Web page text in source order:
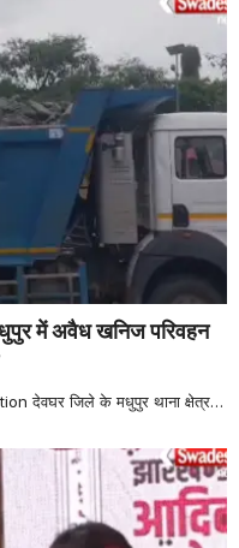
में अवैध खनिज परिवहन
देवघर जिले के मधुपुर थाना क्षेत्र…